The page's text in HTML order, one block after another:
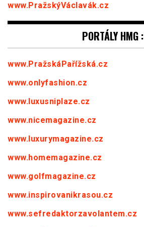
www.PražskýVáclavák.cz
PORTÁLY HMG :
www.PražskáPařížská.cz
www.onlyfashion.cz
www.luxusniplaze.cz
www.nicemagazine.cz
www.luxurymagazine.cz
www.homemagazine.cz
www.golfmagazine.cz
www.inspirovanikrasou.cz
www.sefredaktorzavolantem.cz